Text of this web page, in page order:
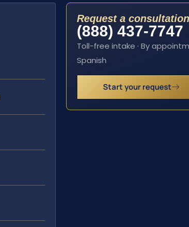
Request a consultation
(888) 437-7747
Toll-free intake · By
Spanish
Start your request